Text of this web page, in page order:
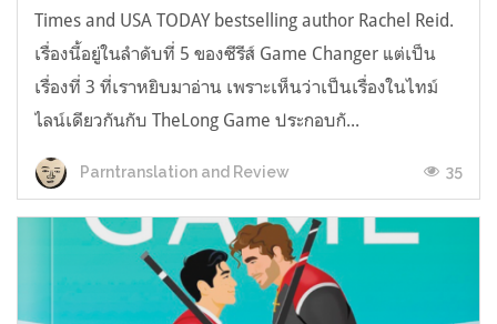
Times and USA TODAY bestselling author Rachel Reid.
เรื่องนี้อยู่ในลำดับที่ 5 ของซีรีส์ Game Changer แต่เป็น
เรื่องที่ 3 ที่เราหยิบมาอ่าน เพราะเห็นว่าเป็นเรื่องในไทม์
ไลน์เดียวกันกับ TheLong Game ประกอบกั...
Parntranslation and Review 35